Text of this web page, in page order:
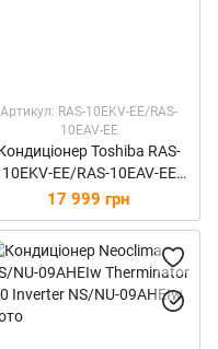
Артикул: RAS-10EKV-EE/RAS-
10EAV-EE
Toshiba RAS-
10EKV-EE/RAS-10EAV-EE
EKV
17 999 грн